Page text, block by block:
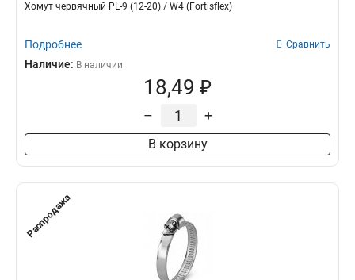
Хомут червячный PL-9 (12-20) / W4 (Fortisflex)
Подробнее Сравнить
Наличие: В наличии
18,49 ₽
– +
В корзину
Распродажа